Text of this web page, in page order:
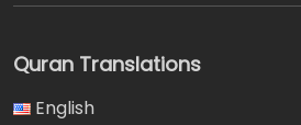
Quran Translations
English